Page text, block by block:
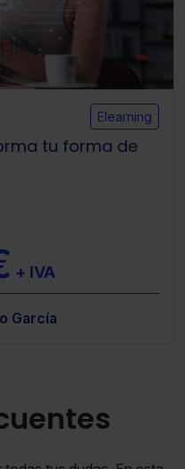
Elearning
tu forma de
+ IVA
García